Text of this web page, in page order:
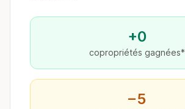
+0
copropriétés gagnées*
−5